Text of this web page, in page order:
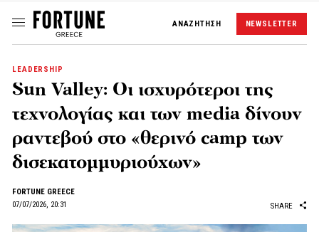
ΑΝΑΖΗΤΗΣΗ NEWSLETTER
LEADERSHIP
Sun Valley: Οι ισχυρότεροι της
τεχνολογίας και των media δίνουν
ραντεβού στο «θερινό camp των
δισεκατομμυριούχων»
FORTUNE GREECE
07/07/2026, 20:31
SHARE